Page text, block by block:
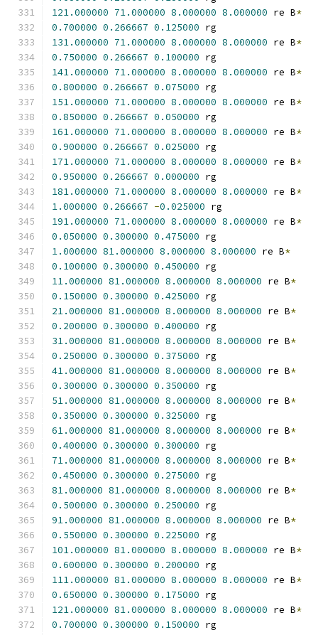
121.000000 71.000000 8.000000 8.000000 re B*
0.700000 0.266667 0.125000 rg
131.000000 71.000000 8.000000 8.000000 re B*
0.750000 0.266667 0.100000 rg
141.000000 71.000000 8.000000 8.000000 re B*
0.800000 0.266667 0.075000 rg
151.000000 71.000000 8.000000 8.000000 re B*
0.850000 0.266667 0.050000 rg
161.000000 71.000000 8.000000 8.000000 re B*
0.900000 0.266667 0.025000 rg
171.000000 71.000000 8.000000 8.000000 re B*
0.950000 0.266667 0.000000 rg
181.000000 71.000000 8.000000 8.000000 re B*
1.000000 0.266667 -0.025000 rg
191.000000 71.000000 8.000000 8.000000 re B*
0.050000 0.300000 0.475000 rg
1.000000 81.000000 8.000000 8.000000 re B*
0.100000 0.300000 0.450000 rg
11.000000 81.000000 8.000000 8.000000 re B*
0.150000 0.300000 0.425000 rg
21.000000 81.000000 8.000000 8.000000 re B*
0.200000 0.300000 0.400000 rg
31.000000 81.000000 8.000000 8.000000 re B*
0.250000 0.300000 0.375000 rg
41.000000 81.000000 8.000000 8.000000 re B*
0.300000 0.300000 0.350000 rg
51.000000 81.000000 8.000000 8.000000 re B*
0.350000 0.300000 0.325000 rg
61.000000 81.000000 8.000000 8.000000 re B*
0.400000 0.300000 0.300000 rg
71.000000 81.000000 8.000000 8.000000 re B*
0.450000 0.300000 0.275000 rg
81.000000 81.000000 8.000000 8.000000 re B*
0.500000 0.300000 0.250000 rg
91.000000 81.000000 8.000000 8.000000 re B*
0.550000 0.300000 0.225000 rg
101.000000 81.000000 8.000000 8.000000 re B*
0.600000 0.300000 0.200000 rg
111.000000 81.000000 8.000000 8.000000 re B*
0.650000 0.300000 0.175000 rg
121.000000 81.000000 8.000000 8.000000 re B*
0.700000 0.300000 0.150000 rg